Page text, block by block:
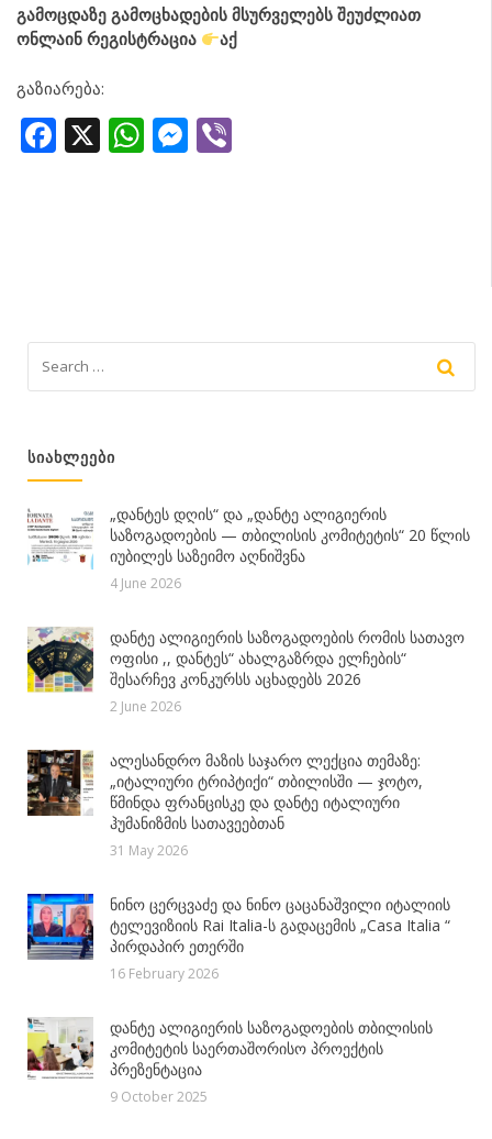
გამოცდაზე გამოცხადების მსურველებს შეუძლიათ
ონლაინ რეგისტრაცია
აქ
გაზიარება:
Facebook
X WhatsApp
Messenger
ᲡᲘᲐᲮᲚᲔᲔᲑᲘ
„დანტეს დღის“ და „დანტე ალიგიერის
საზოგადოების — თბილისის კომიტეტის“ 20 წლის
იუბილეს საზეიმო აღნიშვნა
4 June 2026
დანტე ალიგიერის საზოგადოების რომის სათავო
ოფისი ,, დანტეს“ ახალგაზრდა ელჩების“
შესარჩევ კონკურსს აცხადებს 2026
2 June 2026
ალესანდრო მაზის საჯარო ლექცია თემაზე:
„იტალიური ტრიპტიქი“ თბილისში — ჯოტო,
წმინდა ფრანცისკე და დანტე იტალიური
ჰუმანიზმის სათავეებთან
31 May 2026
ნინო ცერცვაძე და ნინო ცაცანაშვილი იტალიის
ტელევიზიის Rai Italia-ს გადაცემის „Casa Italia “
პირდაპირ ეთერში
16 February 2026
დანტე ალიგიერის საზოგადოების თბილისის
კომიტეტის საერთაშორისო პროექტის
პრეზენტაცია
9 October 2025